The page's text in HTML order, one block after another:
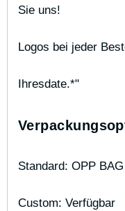
Sie uns!
Logos bei jeder
Ihresdate.*"
Standard: OPP BAG
Custom: Verfügbar